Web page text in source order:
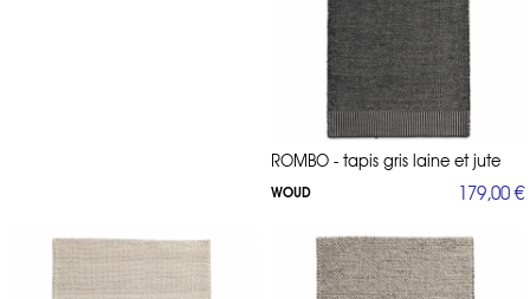
ROMBO - tapis gris laine et jute
WOUD 179,00 €